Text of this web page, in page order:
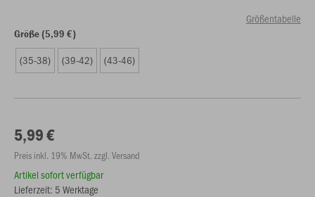
Größentabelle
Größe (5,99 €)
(35-38) (39-42) (43-46)
5,99 €
Preis inkl. 19% MwSt. zzgl. Versand
Artikel sofort verfügbar
Lieferzeit: 5 Werktage